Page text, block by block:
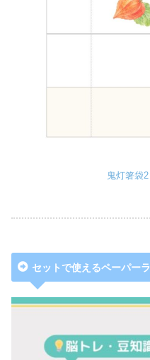
鬼灯箸袋2
セットで使えるペーパー